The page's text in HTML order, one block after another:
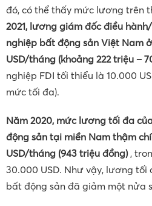
đó, có thể thấy mức lương trên
2021, lương giám đốc điều
nghiệp bất động sản Việt Nam
USD/tháng (khoảng 222 triệu –
nghiệp FDI tối thiểu là 10.000
mức tối đa).
Năm 2020, mức lương tối đa
động sản tại miền Nam thậm chí
USD/tháng (943 triệu đồng) ,
30.000 USD. Như vậy, lương tối
bất động sản đã giảm một nửa